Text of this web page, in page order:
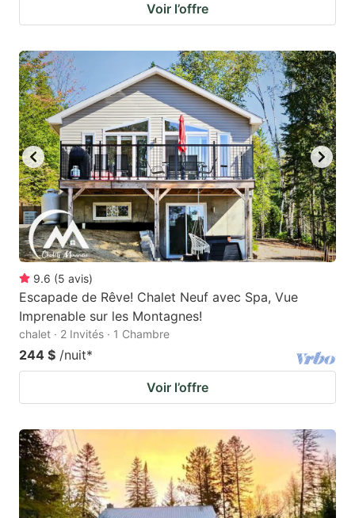
Voir l’offre
9.6 (5 avis)
Escapade de Rêve! Chalet Neuf avec Spa, Vue
Imprenable sur les Montagnes!
chalet · 2 Invités · 1 Chambre
244 $ /nuit*
Voir l’offre